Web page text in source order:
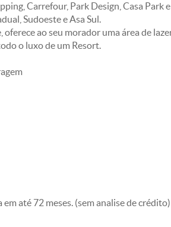
Carrefour, Park Design, Casa Park
Sudoeste e Asa Sul.
ao seu morador uma área de
o luxo de um Resort.
até 72 meses. (sem analise de crédito)